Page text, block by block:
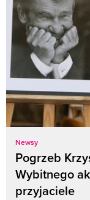
Newsy
Pogrzeb
Wybitnego
przyjaciele